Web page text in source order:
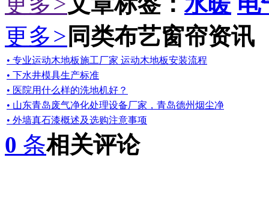
更多> 同类布艺窗帘资讯
• 专业运动木地板施工厂家 运动木地板安装流程
• 下水井模具生产标准
• 医院用什么样的洗地机好？
• 山东青岛废气净化处理设备厂家，青岛德州烟尘净
• 外墙真石漆概述及选购注意事项
0 条相关评论